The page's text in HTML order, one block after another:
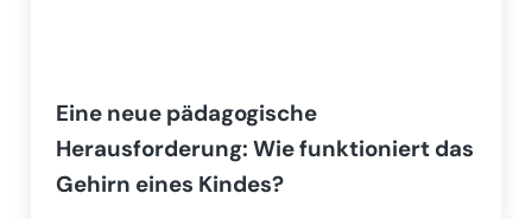
Eine neue pädagogische
Herausforderung: Wie funktioniert das
Gehirn eines Kindes?